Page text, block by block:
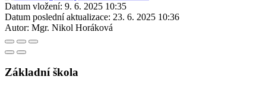
Datum vložení: 9. 6. 2025 10:35
Datum poslední aktualizace: 23. 6. 2025 10:36
Autor: Mgr. Nikol Horáková
Základní škola